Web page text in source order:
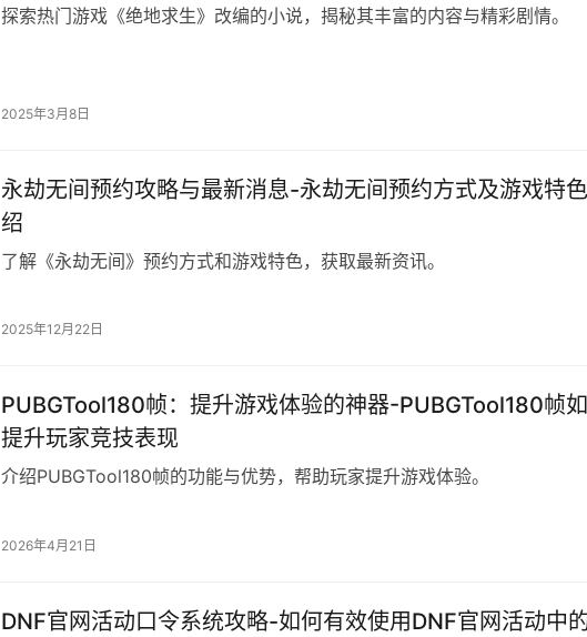
探索热门游戏《绝地求生》改编的小说，揭秘其丰富的内容与精彩剧情。
2025年3月8日
永劫无间预约攻略与最新消息-永劫无间预约方式及游戏特
绍
了解《永劫无间》预约方式和游戏特色，获取最新资讯。
2025年12月22日
PUBGTool180帧：提升游戏体验的神器-PUBGTool180帧
提升玩家竞技表现
介绍PUBGTool180帧的功能与优势，帮助玩家提升游戏体验。
2026年4月21日
DNF官网活动口令系统攻略-如何有效使用DNF官网活动中